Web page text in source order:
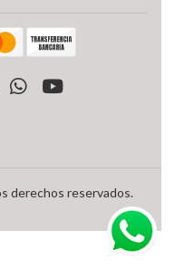
derechos reservados.